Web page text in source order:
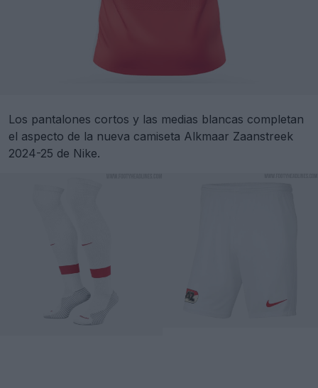
Los pantalones cortos y las medias blancas completan
el aspecto de la nueva camiseta Alkmaar Zaanstreek
2024-25 de Nike.